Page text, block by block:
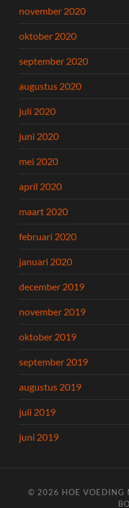
november 2020
oktober 2020
september 2020
augustus 2020
juli 2020
juni 2020
mei 2020
april 2020
maart 2020
februari 2020
januari 2020
december 2019
november 2019
oktober 2019
september 2019
augustus 2019
juli 2019
juni 2019
© 2026 HOE VOEDING